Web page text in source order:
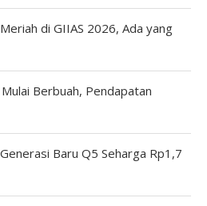
di GIIAS 2026, Ada yang
Berbuah, Pendapatan
Baru Q5 Seharga Rp1,7